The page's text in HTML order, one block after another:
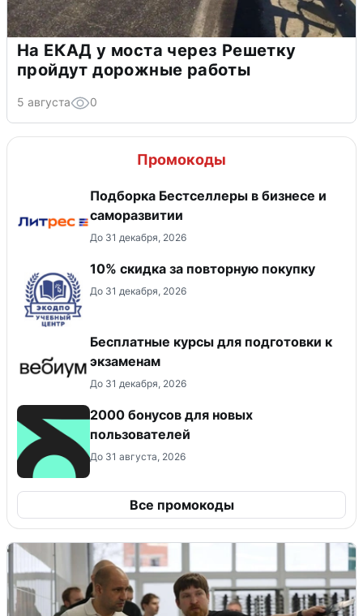
На ЕКАД у моста через Решетку
пройдут дорожные работы
5 августа 0
Промокоды
Подборка Бестселлеры в бизнесе и
саморазвитии
До 31 декабря, 2026
10% скидка за повторную покупку
До 31 декабря, 2026
Бесплатные курсы для подготовки к
экзаменам
До 31 декабря, 2026
2000 бонусов для новых
пользователей
До 31 августа, 2026
Все промокоды